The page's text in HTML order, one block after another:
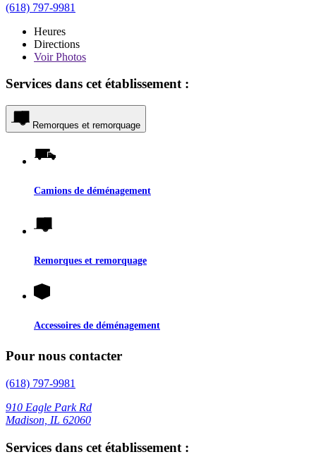
(618) 797-9981
Heures
Directions
VoirPhotos
Services dans cet établissement :
Remorques et remorquage
Camions de déménagement
Remorques et remorquage
Accessoires de déménagement
Pour nous contacter
(618) 797-9981
910 Eagle Park Rd
Madison, IL 62060
Services dans cet établissement :